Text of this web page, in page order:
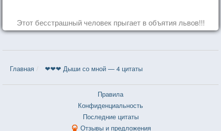
Этот бесстрашный человек прыгает в объятия львов!!!
Главная ❤❤❤ Дыши со мной — 4 цитаты
Правила
Конфиденциальность
Последние цитаты
Отзывы и предложения